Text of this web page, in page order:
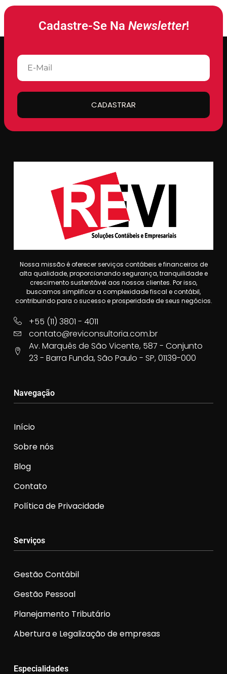
Cadastre-Se Na Newsletter!
CADASTRAR
Nossa missão é oferecer serviços contábeis e financeiros de
alta qualidade, proporcionando segurança, tranquilidade e
crescimento sustentável aos nossos clientes. Por isso,
buscamos simplificar a complexidade fiscal e contábil,
contribuindo para o sucesso e prosperidade de seus negócios.
+55 (11) 3801 - 4011
contato@reviconsultoria.com.br
Av. Marquês de São Vicente, 587 - Conjunto
23 - Barra Funda, São Paulo - SP, 01139-000
Navegação
Início
Sobre nós
Blog
Contato
Política de Privacidade
Serviços
Gestão Contábil
Gestão Pessoal
Planejamento Tributário
Abertura e Legalização de empresas
Especialidades